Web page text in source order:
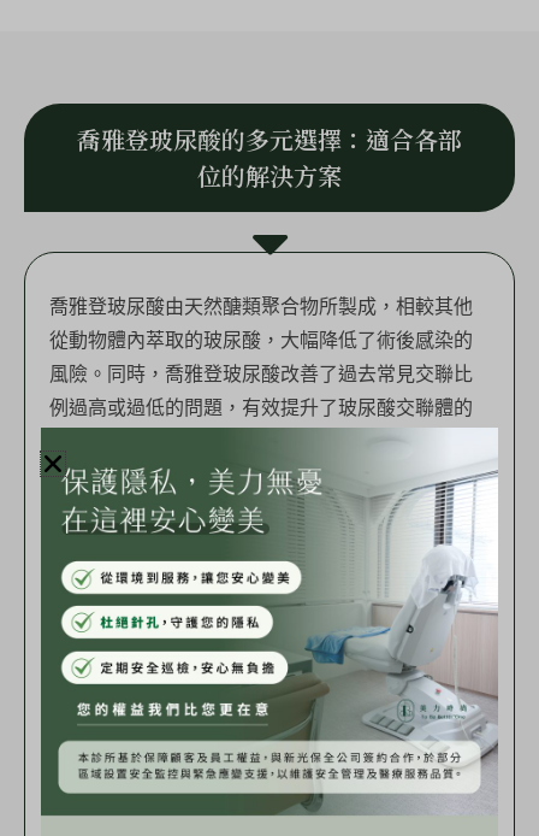
喬雅登玻尿酸的多元選擇：適合各部
位的解決方案
喬雅登玻尿酸由天然醣類聚合物所製成，相較其他
從動物體內萃取的玻尿酸，大幅降低了術後感染的
風險。同時，喬雅登玻尿酸改善了過去常見交聯比
例過高或過低的問題，有效提升了玻尿酸交聯體的
性，是一款兼具柔度及韌度的玻尿酸。
目前喬雅登玻尿酸主要有 5 種劑型，分別是
「Voluma」、「Volbella」、「Volift」、
「Volux」、「Skinvive」，是依據玻尿酸黏稠程度
區分，可分別改善不同部位，分子大的劑型質地較
硬、維持較久，適合用來填補下巴、法令紋跟蘋果
肌；而小分子劑型，適合用來治療細紋、嘴周或強
化嘴唇線條等較小區域及提高真皮層含水量、改善
膚質的作用。喬雅登玻尿酸多種劑型針對不同部位
進行治療，獲得全方位的改善。